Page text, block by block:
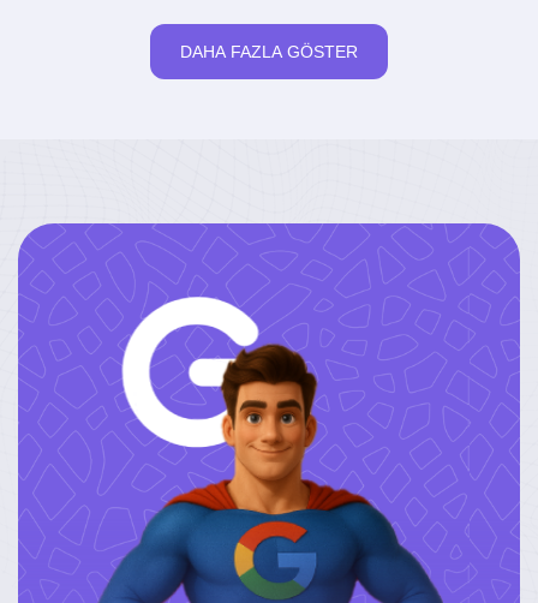
DAHA FAZLA GÖSTER